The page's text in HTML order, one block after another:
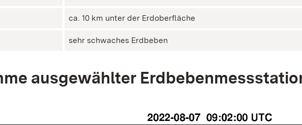
ca. 10 km unter der Erdoberfläche
sehr schwaches Erdbeben
ausgewählter